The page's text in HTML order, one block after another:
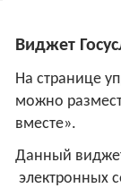
Виджет
На странице
можно
вместе».
Данный
электронных